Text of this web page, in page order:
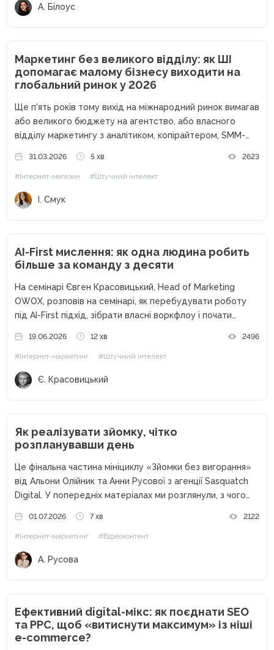
А. Білоус
Маркетинг без великого відділу: як ШІ
допомагає малому бізнесу виходити на
глобальний ринок у 2026
Ще п'ять років тому вихід на міжнародний ринок вимагав
або великого бюджету на агентство, або власного
відділу маркетингу з аналітиком, копірайтером, SMM-
глобальні ринки як на щось недосяжне: надто дорого і
надто ризиковано. У...
31.03.2026 5 хв 2623
#Інтернет-магазин #Штучний інтелект
І. Смук
AI-First мислення: як одна людина робить
більше за команду з десяти
На семінарі Євген Красовицький, Head of Marketing
OWOX, розповів на семінарі, як перебудувати роботу
під AI-First підхід, зібрати власні воркфлоу і почати
задач. За останні два роки штучний інтелект перестав
бути просто помічником. Для...
19.06.2026 12 хв 2496
#Інтернет-маркетинг #Штучний інтелект
Є. Красовицький
Як реалізувати зйомку, чітко
розпланувавши день
Це фінальна частина мініциклу «Зйомки без вигорання»
від Альони Олійник та Анни Русової з агенції Sasquatch
Digital. У попередніх матеріалах ми розглянули, з чого
мудборду. А також — як підготувати команду, реквізит,
локацію, не витративши...
01.07.2026 7 хв 2122
#Інтернет-маркетинг #Відеоконтент
А. Русова
Ефективний digital-мікс: як поєднати SEO
та PPC, щоб «витиснути максимум» із ніші
e-commerce?